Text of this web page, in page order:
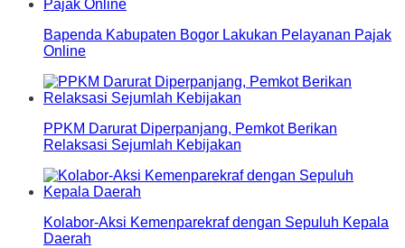
Bapenda Kabupaten Bogor Lakukan Pelayanan Pajak
Online
PPKM Darurat Diperpanjang, Pemkot Berikan
Relaksasi Sejumlah Kebijakan
Kolabor-Aksi Kemenparekraf dengan Sepuluh Kepala
Daerah